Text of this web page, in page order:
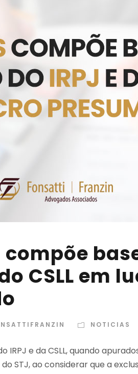
compõe
CSLL em
NOTICIAS
IRPJ e da CSLL, quando
do STJ, ao considerar que a